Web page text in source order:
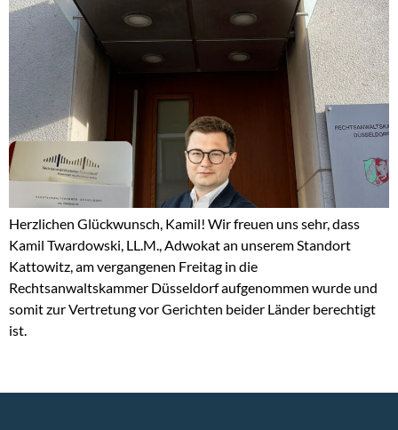
Herzlichen Glückwunsch, Kamil! Wir freuen uns sehr, dass
Kamil Twardowski, LL.M., Adwokat an unserem Standort
Kattowitz, am vergangenen Freitag in die
Rechtsanwaltskammer Düsseldorf aufgenommen wurde und
somit zur Vertretung vor Gerichten beider Länder berechtigt
ist.